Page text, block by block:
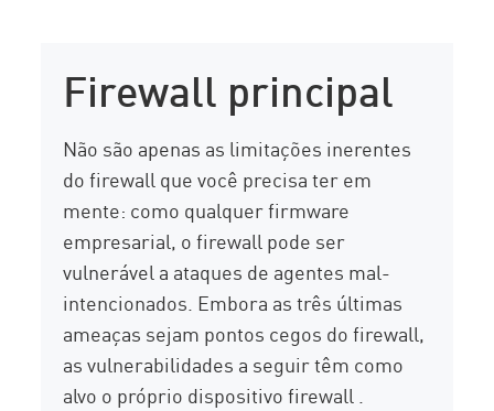
Firewall principal
Não são apenas as limitações inerentes
do firewall que você precisa ter em
mente: como qualquer firmware
empresarial, o firewall pode ser
vulnerável a ataques de agentes mal-
intencionados. Embora as três últimas
ameaças sejam pontos cegos do firewall,
as vulnerabilidades a seguir têm como
alvo o próprio dispositivo firewall .